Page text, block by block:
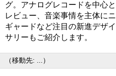
グ。アナログレコードを中心
レビュー、音楽事情を主体に
ギャードなど注目の新進デザ
サリーもご紹介します。